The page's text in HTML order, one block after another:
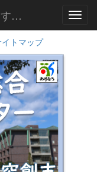
静岡県総合教育センター「あすなろ」
トマップ